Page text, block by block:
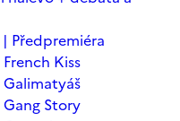
Předpremiéra
Kiss
Story